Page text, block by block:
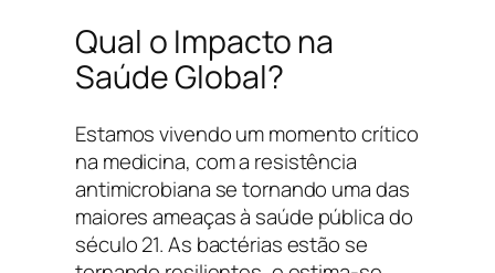
Qual o Impacto na
Saúde Global?
Estamos vivendo um momento crítico
na medicina, com a resistência
antimicrobiana se tornando uma das
maiores ameaças à saúde pública do
século 21. As bactérias estão se